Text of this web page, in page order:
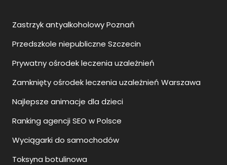
Zastrzyk antyalkoholowy Poznań
Przedszkole niepubliczne Szczecin
Prywatny ośrodek leczenia uzależnień
Zamknięty ośrodek leczenia uzależnień Warszawa
Najlepsze animacje dla dzieci
Ranking agencji SEO w Polsce
Wyciągarki do samochodów
Toksyna botulinowa